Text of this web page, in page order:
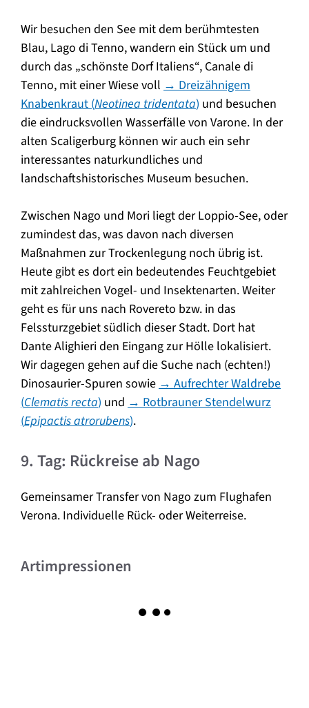
Wir besuchen den See mit dem berühmtesten
Blau, Lago di Tenno, wandern ein Stück um und
durch das „schönste Dorf Italiens“, Canale di
Tenno, mit einer Wiese voll → Dreizähnigem
Knabenkraut (Neotinea tridentata) und besuchen
die eindrucksvollen Wasserfälle von Varone. In der
alten Scaligerburg können wir auch ein sehr
interessantes naturkundliches und
landschaftshistorisches Museum besuchen.
Zwischen Nago und Mori liegt der Loppio-See, oder
zumindest das, was davon nach diversen
Maßnahmen zur Trockenlegung noch übrig ist.
Heute gibt es dort ein bedeutendes Feuchtgebiet
mit zahlreichen Vogel- und Insektenarten. Weiter
geht es für uns nach Rovereto bzw. in das
Felssturzgebiet südlich dieser Stadt. Dort hat
Dante Alighieri den Eingang zur Hölle lokalisiert.
Wir dagegen gehen auf die Suche nach (echten!)
Dinosaurier-Spuren sowie→ Aufrechter Waldrebe
(Clematis recta) und → Rotbrauner Stendelwurz
(Epipactis atrorubens).
9. Tag: Rückreise ab Nago
Gemeinsamer Transfer von Nago zum Flughafen
Verona. Individuelle Rück- oder Weiterreise.
Artimpressionen